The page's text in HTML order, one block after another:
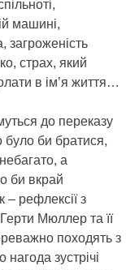
машині,
загроженість
страх, який
в ім’я життя…
до переказу
було би братися,
а
би вкрай
– рефлексії з
Мюллер та її
походять з
зустрічі